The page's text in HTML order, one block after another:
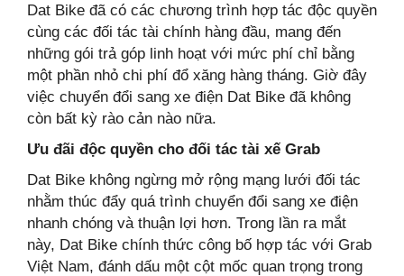
Dat Bike đã có các chương trình hợp tác độc quyền
cùng các đối tác tài chính hàng đầu, mang đến
những gói trả góp linh hoạt với mức phí chỉ bằng
một phần nhỏ chi phí đổ xăng hàng tháng. Giờ đây
việc chuyển đổi sang xe điện Dat Bike đã không
còn bất kỳ rào cản nào nữa.
Ưu đãi độc quyền cho đối tác tài xế Grab
Dat Bike không ngừng mở rộng mạng lưới đối tác
nhằm thúc đẩy quá trình chuyển đổi sang xe điện
nhanh chóng và thuận lợi hơn. Trong lần ra mắt
này, Dat Bike chính thức công bố hợp tác với Grab
Việt Nam, đánh dấu một cột mốc quan trọng trong